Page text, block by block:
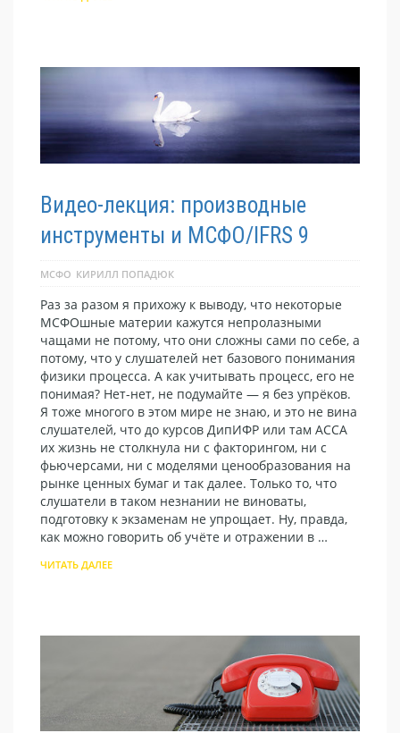
Видео-лекция: производные
инструменты и МСФО/IFRS 9
МСФО КИРИЛЛ ПОПАДЮК
Раз за разом я прихожу к выводу, что некоторые
МСФОшные материи кажутся непролазными
чащами не потому, что они сложны сами по себе, а
потому, что у слушателей нет базового понимания
физики процесса. А как учитывать процесс, его не
понимая? Нет-нет, не подумайте — я без упрёков.
Я тоже многого в этом мире не знаю, и это не вина
слушателей, что до курсов ДипИФР или там ACCA
их жизнь не столкнула ни с факторингом, ни с
фьючерсами, ни с моделями ценообразования на
рынке ценных бумаг и так далее. Только то, что
слушатели в таком незнании не виноваты,
подготовку к экзаменам не упрощает. Ну, правда,
как можно говорить об учёте и отражении в …
ЧИТАТЬ ДАЛЕЕ